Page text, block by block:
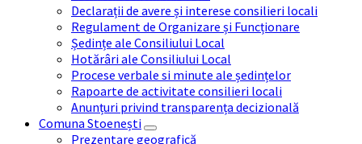
Declarații de avere și interese consilieri locali
Regulament de Organizare și Funcționare
Ședințe ale Consiliului Local
Hotărâri ale Consiliului Local
Procese verbale si minute ale ședințelor
Rapoarte de activitate consilieri locali
Anunțuri privind transparența decizională
Comuna Stoenești
Prezentare geografică